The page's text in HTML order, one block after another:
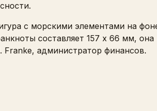
с морскими элементами на
составляет 157 x 66 мм, она
Franke, администратор финансов.